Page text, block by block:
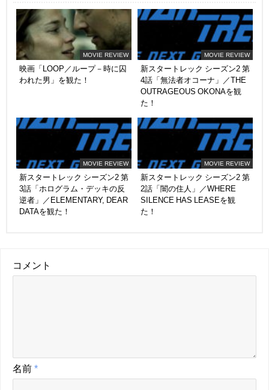
MOVIE REVIEW
映画「LOOP／ループ－時に囚
われた男」を観た！
MOVIE REVIEW
新スタートレック シーズン2 第
4話「無法者オコーナ」／THE
OUTRAGEOUS OKONAを観
た！
MOVIE REVIEW
新スタートレック シーズン2 第
3話「ホログラム・デッキの反
逆者」／ELEMENTARY, DEAR
DATAを観た！
MOVIE REVIEW
新スタートレック シーズン2 第
2話「闇の住人」／WHERE
SILENCE HAS LEASEを観
た！
コメント
名前 *